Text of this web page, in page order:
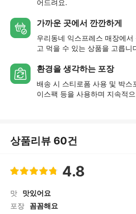
어드려요.
가까운 곳에서 깐깐하게
우리동네 익스프레스 매장에
고 먹을 수 있는 상품을 고릅니
환경을 생각하는 포장
배송 시 스티로폼 사용 및 박스
이스팩 등을 사용하며 지속적
상품리뷰 60건
4.8
맛 맛있어요
포장
꼼꼼해요